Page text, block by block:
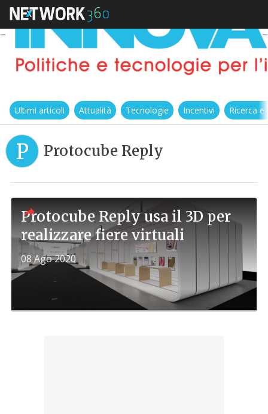
Ultimi articoli Attualità Tecnologie Incentivi Ricerca
P Protocube Reply
Protocube Reply usa il 3D per
realizzare fiere virtuali
08 Ago 2020